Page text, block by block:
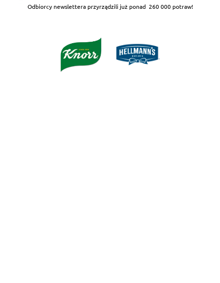
Odbiorcy newslettera przyrządzili już ponad 260 000 potraw!